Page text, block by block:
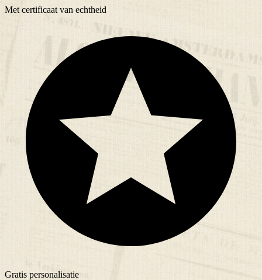
Met certificaat van echtheid
Gratis personalisatie